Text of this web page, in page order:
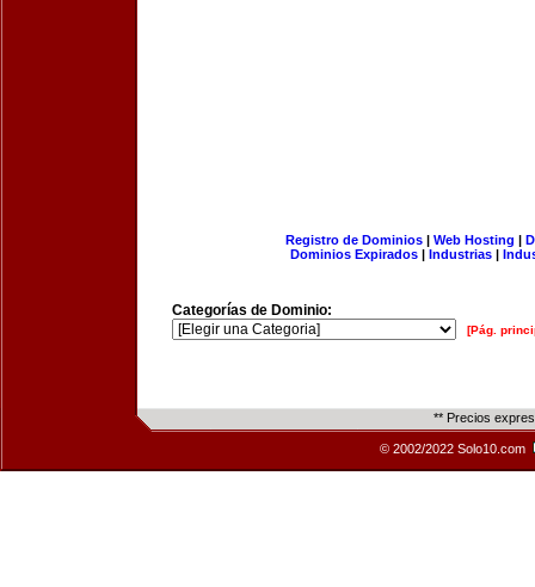
Registro de Dominios| Web Hosting |
Dominios Expirados | Industrias |
Categorías de Dominio:
[Pág.
** Precios
© 2002/2022 Solo10.com